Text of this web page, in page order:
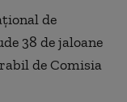
de
38 de jaloane
de Comisia